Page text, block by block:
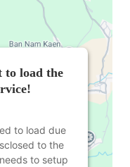
to load the
to load due
to the
to setup